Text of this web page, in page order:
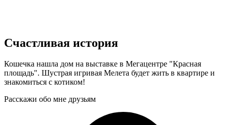
Счастливая история
Кошечка нашла дом на выставке в Мегацентре "Красная
площадь". Шустрая игривая Мелета будет жить в квартире и
знакомиться с котиком!
Расскажи обо мне друзьям